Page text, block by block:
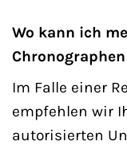
Wo kann ich
Im Falle einer
empfehlen wir
autorisierten